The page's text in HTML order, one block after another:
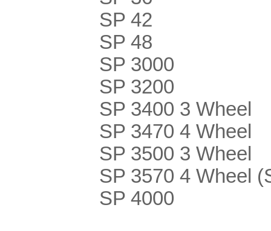
SP 42
SP 48
SP 3000
SP 3200
SP 3400 3 Wheel
SP 3470 4 Wheel
SP 3500 3 Wheel
SP 3570 4 Wheel
SP 4000